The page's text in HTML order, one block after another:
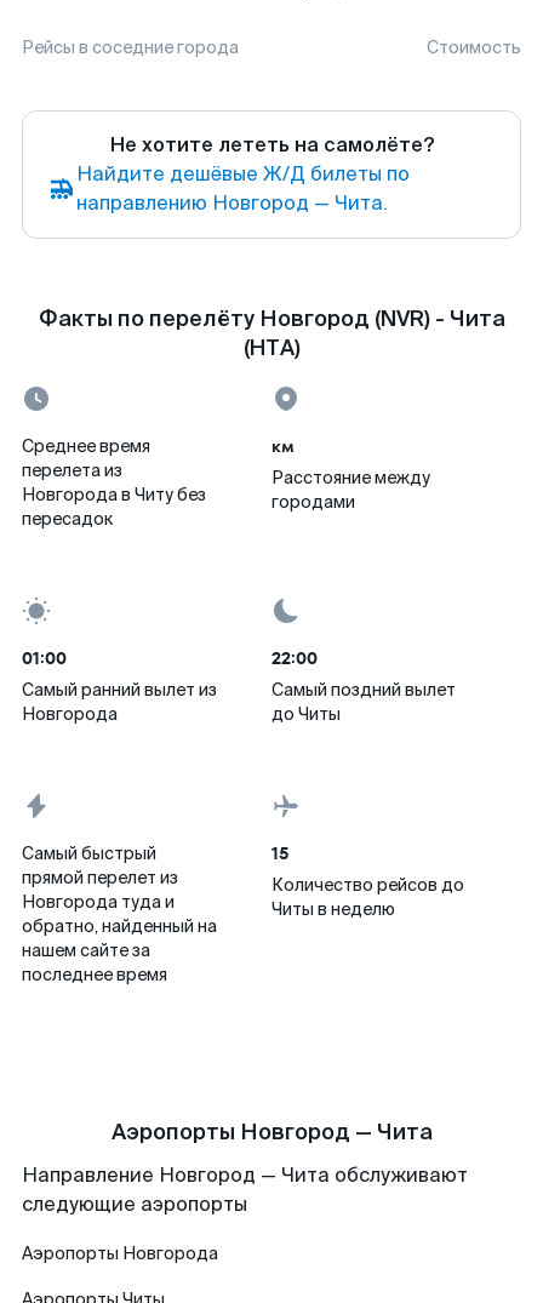
Рейсы в соседние города Стоимость
Не хотите лететь на самолёте?
Найдите дешёвые Ж/Д билеты по
направлению Новгород — Чита.
Факты по перелёту Новгород (NVR) - Чита
(HTA)
Среднее время
перелета из
Новгорода в Читу без
пересадок
км
Расстояние между
городами
01:00
Самый ранний вылет из
Новгорода
22:00
Самый поздний вылет
до Читы
Самый быстрый
прямой перелет из
Новгорода туда и
обратно, найденный на
нашем сайте за
последнее время
15
Количество рейсов до
Читы в неделю
Аэропорты Новгород — Чита
Направление Новгород — Чита обслуживают
следующие аэропорты
Аэропорты Новгорода